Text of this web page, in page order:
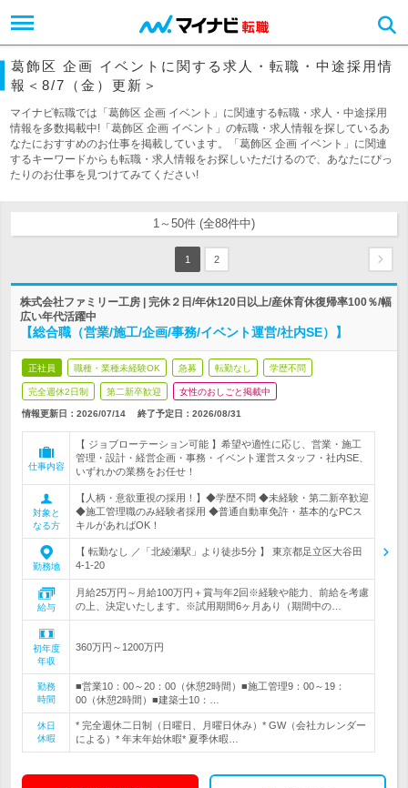
葛飾区 企画 イベントに関する求人・転職・中途採用情
報＜8/7（金）更新＞
マイナビ転職では「葛飾区 企画 イベント」に関連する転職・求人・中途採用
情報を多数掲載中!「葛飾区 企画 イベント」の転職・求人情報を探しているあ
なたにおすすめのお仕事を掲載しています。「葛飾区 企画 イベント」に関連
するキーワードからも転職・求人情報をお探しいただけるので、あなたにぴっ
たりのお仕事を見つけてみてください!
1～50件 (全88件中)
1 2
株式会社ファミリー工房 | 完休２日/年休120日以上/産休育休復帰率100％/幅
広い年代活躍中
【総合職（営業/施工/企画/事務/イベント運営/社内SE）】
正社員 職種・業種未経験OK 急募 転勤なし 学歴不問
完全週休2日制 第二新卒歓迎 女性のおしごと掲載中
情報更新日：2026/07/14 終了予定日： 2026/08/31
仕事内容
【 ジョブローテーション可能 】希望や適性に応じ、営業・施工
管理・設計・経営企画・事務・イベント運営スタッフ・社内SE、
いずれかの業務をお任せ！
対象と
なる方
【人柄・意欲重視の採用！】◆学歴不問 ◆未経験・第二新卒歓迎
◆施工管理職のみ経験者採用 ◆普通自動車免許・基本的なPCス
キルがあればOK！
勤務地
【 転勤なし ／「北綾瀬駅」より徒歩5分 】 東京都足立区大谷田
4-1-20
給与
月給25万円～月給100万円＋賞与年2回※経験や能力、前給を考慮
の上、決定いたします。※試用期間6ヶ月あり（期間中の…
初年度
年収
360万円～1200万円
勤務
時間
■営業10：00～20：00（休憩2時間）■施工管理9：00～19：
00（休憩2時間）■建築士10：…
休日
休暇
* 完全週休二日制（日曜日、月曜日休み）* GW（会社カレンダー
による）* 年末年始休暇* 夏季休暇…